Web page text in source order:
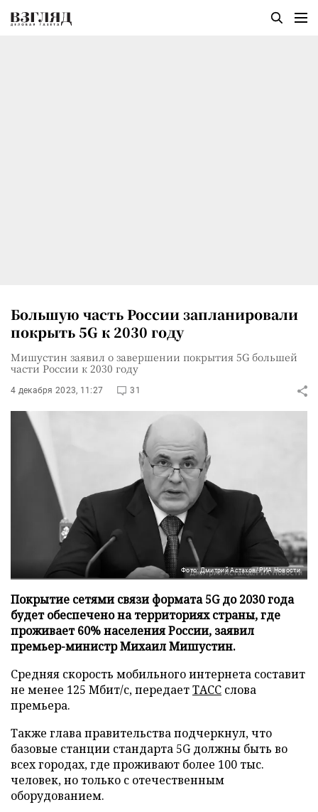
Большую часть России запланировали
покрыть 5G к 2030 году
Мишустин заявил о завершении покрытия 5G большей
части России к 2030 году
4 декабря 2023, 11:27 31
Фото: Дмитрий Астахов/РИА Новости
Покрытие сетями связи формата 5G до 2030 года
будет обеспечено на территориях страны, где
проживает 60% населения России, заявил
премьер-министр Михаил Мишустин.
Средняя скорость мобильного интернета составит
не менее 125 Мбит/с, передаетТАСС слова
премьера.
Также глава правительства подчеркнул, что
базовые станции стандарта 5G должны быть во
всех городах, где проживают более 100 тыс.
человек, но только с отечественным
оборудованием.